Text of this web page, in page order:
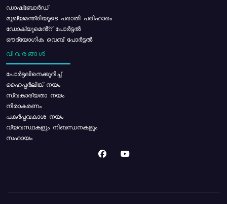
ഡാഷ്ബോർഡ്
മുഖ്യമന്ത്രിയുടെ പരാതി പരിഹാരം
ഡോക്യുമെൻ്റ് പോർട്ടൽ
ഔദ്യോഗിക വെബ് പോർട്ടൽ
വിവരങ്ങൾ
പോര്‍ട്ടലിനെക്കുറിച്ച്
ഹൈപ്പർലിങ്ക് നയം
സ്വകാര്യതാ നയം
നിരാകരണം
പകർപ്പവകാശ നയം
വ്യവസ്ഥകളും നിബന്ധനകളും
സഹായം